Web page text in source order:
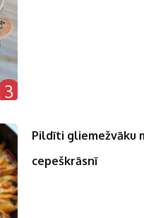
3
Pildīti gliemežvāku
cepeškrāsnī